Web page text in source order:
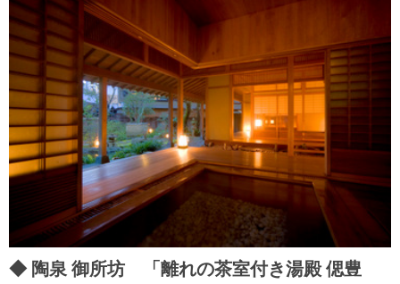
陶泉 御所坊 「離れの茶室付き湯殿 偲豊